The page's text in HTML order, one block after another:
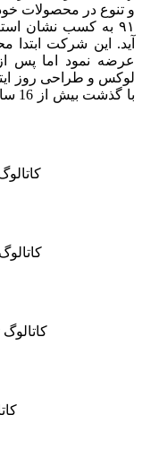
و تنوع در محصولات
آید. این شرکت ابتدا
عرضه نمود اما پس
لوکس و طراحی روز
با